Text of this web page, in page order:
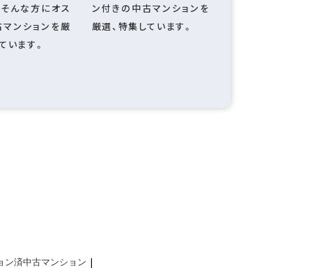
んな方にオス
ンションを厳
います。
ン付きの中古マンションを
厳選、特集しています。
ン済中古マンション